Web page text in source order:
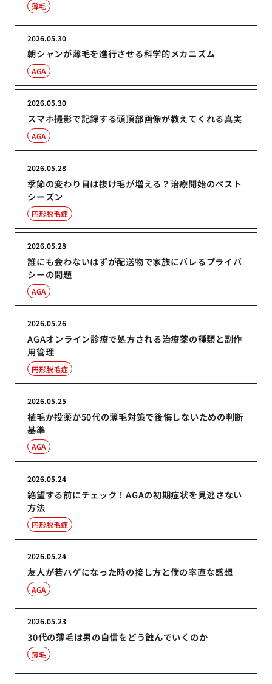
薄毛
朝シャンが薄毛を進行させる科学的メカニズム
2026.05.30
AGA
スマホ撮影で記録する頭頂部画像が教えてくれる真実
2026.05.30
AGA
季節の変わり目は抜け毛が増える？治療開始のベスト
シーズン
2026.05.28
円形脱毛症
誰にも会わないはずが配送物で家族にバレるプライバ
シーの問題
2026.05.28
AGA
AGAオンライン診療で処方される治療薬の種類と副作
用管理
2026.05.26
円形脱毛症
植毛か投薬か50代の薄毛対策で後悔しないための判断
基準
2026.05.25
AGA
絶望する前にチェック！AGAの初期症状を見逃さない
方法
2026.05.24
円形脱毛症
友人が若ハゲになった時の接し方と僕の率直な感想
2026.05.24
AGA
30代の薄毛は男の自信をどう蝕んでいくのか
2026.05.23
薄毛